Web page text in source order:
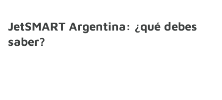
JetSMART Argentina: ¿qué debes
saber?